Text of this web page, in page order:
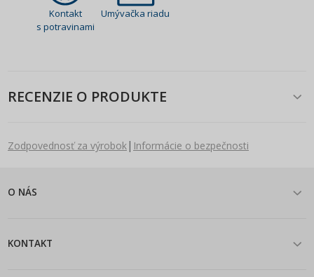
Kontakt
s potravinami
Umývačka riadu
RECENZIE O PRODUKTE
Zodpovednosť za výrobok| Informácie o bezpečnosti
O NÁS
KONTAKT